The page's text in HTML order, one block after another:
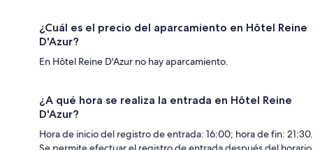
¿Cuál es el precio del aparcamiento en Hôtel Reine
D'Azur?
En Hôtel Reine D'Azur no hay aparcamiento.
¿A qué hora se realiza la entrada en Hôtel Reine
D'Azur?
Hora de inicio del registro de entrada: 16:00; hora de fin: 21:30.